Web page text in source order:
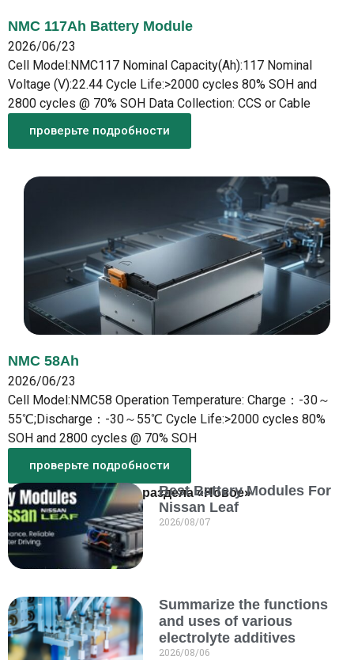
NMC 117Ah Battery Module
2026/06/23
Cell Model:NMC117 Nominal Capacity(Ah):117 Nominal
Voltage (V):22.44 Cycle Life:>2000 cycles 80% SOH and
2800 cycles @ 70% SOH Data Collection: CCS or Cable
проверьте подробности
NMC 58Ah
2026/06/23
Cell Model:NMC58 Operation Temperature: Charge：-30～
55℃;Discharge：-30～55℃ Cycle Life:>2000 cycles 80%
SOH and 2800 cycles @ 70% SOH
проверьте подробности
Больше новостей из раздела «Новое»
Best Battery Modules For
Nissan Leaf
2026/08/07
Summarize the functions
and uses of various
electrolyte additives
2026/08/06